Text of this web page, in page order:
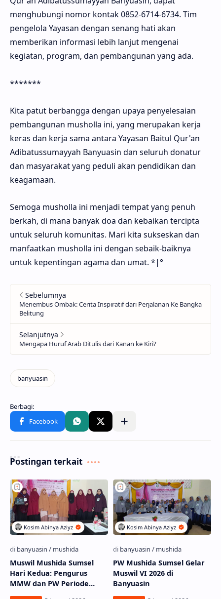
menghubungi nomor kontak 0852-6714-6734. Tim
pengelola Yayasan dengan senang hati akan
memberikan informasi lebih lanjut mengenai
kegiatan, program, dan pembangunan yang ada.
*******
Kita patut berbangga dengan upaya penyelesaian
pembangunan musholla ini, yang merupakan kerja
keras dan kerja sama antara Yayasan Baitul Qur'an
Adibatussumayyah Banyuasin dan seluruh donatur
dan masyarakat yang peduli akan pendidikan dan
keagamaan.
Semoga musholla ini menjadi tempat yang penuh
berkah, di mana banyak doa dan kebaikan tercipta
untuk seluruh komunitas. Mari kita sukseskan dan
manfaatkan musholla ini dengan sebaik-baiknya
untuk kepentingan agama dan umat. *|°
Postingan terkait
Muswil Mushida Sumsel
Hari Kedua: Pengurus
MMW dan PW Periode
2025-2030 Resmi Dilantik
PW Mushida Sumsel Gelar
Muswil VI 2026 di
Banyuasin